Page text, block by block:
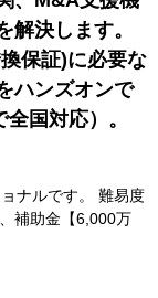
解決します。
保証)に必要な
ハンズオンで
国対応）。
ナルです。 難易度
補助金【6,000万